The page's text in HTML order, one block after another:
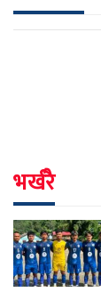
भर्खरै